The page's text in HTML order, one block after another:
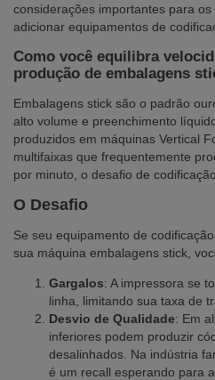
considerações importantes para
adicionar equipamentos de
Como você equilibra
produção de embalagens
Embalagens stick são o padrão
alto volume e preenchimento
produzidos em máquinas Vertical
multifaixas que frequentemente
por minuto, o desafio de
O Desafio
Se seu equipamento de
sua máquina embalagens stick,
Gargalos: A impressora se
linha, limitando sua taxa de
Desvio de Qualidade: Em
inferiores podem produzir
desalinhados. Na indústria
é um recall esperando para